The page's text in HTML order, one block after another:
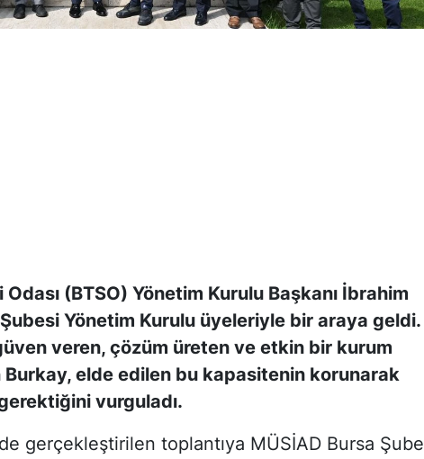
(BTSO) Yönetim Kurulu Başkanı İbrahim
Yönetim Kurulu üyeleriyle bir araya geldi.
veren, çözüm üreten ve etkin bir kurum
elde edilen bu kapasitenin korunarak
vurguladı.
gerçekleştirilen toplantıya MÜSİAD Bursa Şube